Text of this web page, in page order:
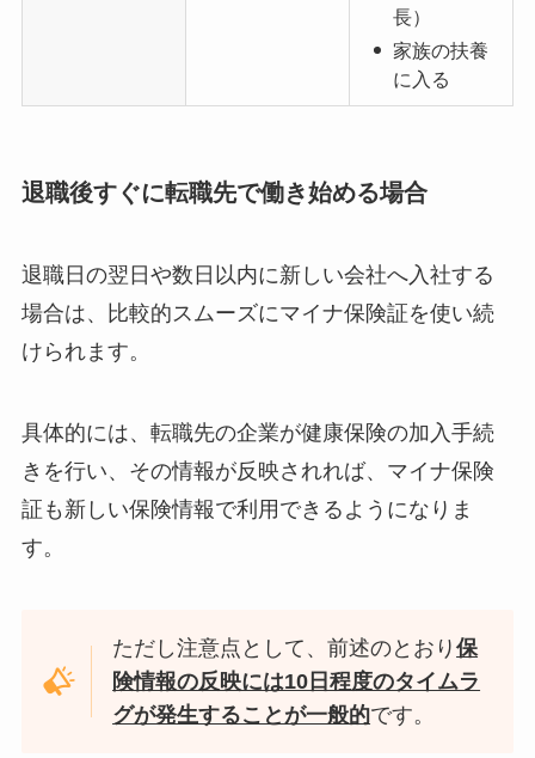
長）
家族の扶養
に入る
退職後すぐに転職先で働き始める場合
退職日の翌日や数日以内に新しい会社へ入社する
場合は、比較的スムーズにマイナ保険証を使い続
けられます。
具体的には、転職先の企業が健康保険の加入手続
きを行い、その情報が反映されれば、マイナ保険
証も新しい保険情報で利用できるようになりま
す。
ただし注意点として、前述のとおり保
険情報の反映には10日程度のタイムラ
グが発生することが一般的です。